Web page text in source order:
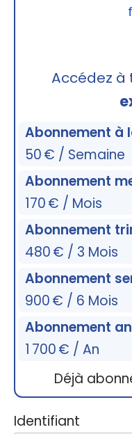
Accédez à
Abonnement à
50 € / Semaine
Abonnement
170 € / Mois
Abonnement
480 € / 3 Mois
Abonnement
900 € / 6 Mois
Abonnement
1 700 € / An
Déjà
Identifiant